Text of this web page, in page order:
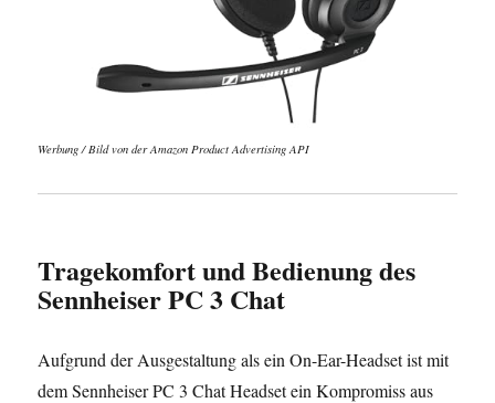
Werbung / Bild von der Amazon Product Advertising API
Tragekomfort und Bedienung des
Sennheiser PC 3 Chat
Aufgrund der Ausgestaltung als ein On-Ear-Headset ist mit
dem Sennheiser PC 3 Chat Headset ein Kompromiss aus